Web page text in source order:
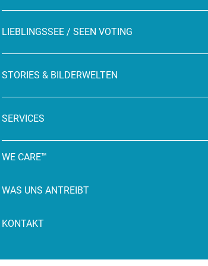
LIEBLINGSSEE / SEEN VOTING
STORIES & BILDERWELTEN
SERVICES
WE CARE™
WAS UNS ANTREIBT
KONTAKT